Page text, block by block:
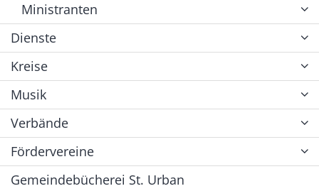
Ministranten
Dienste
Kreise
Musik
Verbände
Fördervereine
Gemeindebücherei St. Urban